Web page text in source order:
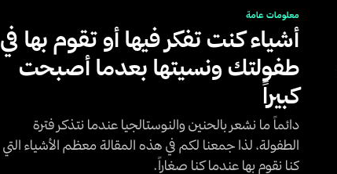
معلومات عامة
أشياء كنت تفكر فيها أو تقوم بها في
طفولتك ونسيتها بعدما أصبحت
كبيراً
دائماً ما نشعر بالحنين والنوستالجيا عندما نتذكر فترة
الطفولة، لذا جمعنا لكم في هذه المقالة معظم الأشياء التي
كنا نقوم بها عندما كنا صغاراً.